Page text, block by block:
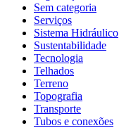
Sem categoria
Serviços
Sistema Hidráulico
Sustentabilidade
Tecnologia
Telhados
Terreno
Topografia
Transporte
Tubos e conexões